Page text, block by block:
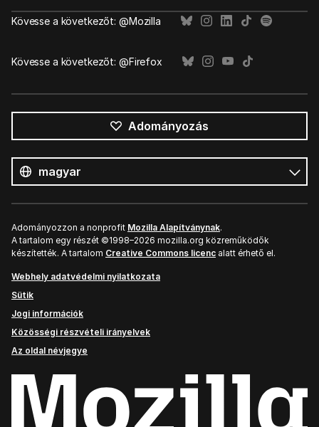
Kövesse a következőt: @Mozilla
Kövesse a következőt: @Firefox
Adományozás
nyelv
Nyelv
Adományozzon a nonprofit Mozilla Alapítványnak.
A tartalom egy részét ©1998–2026 mozilla.org közreműködők
készítették. A tartalom Creative Commons licenc alatt érhető el.
Webhely adatvédelmi nyilatkozata
Sütik
Jogi információk
Közösségi részvételi irányelvek
Az oldal névjegye